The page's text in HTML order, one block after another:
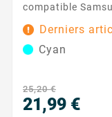
compatible
capacité de 1000
impressions durables et
principales : Couleur : Cyan Capacité d'impression :
Derniers
Cyan
25,20 €
21,99 €